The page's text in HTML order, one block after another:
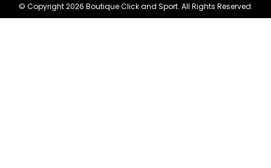
© Copyright 2026 Boutique Click and Sport. All Rights Reserved.